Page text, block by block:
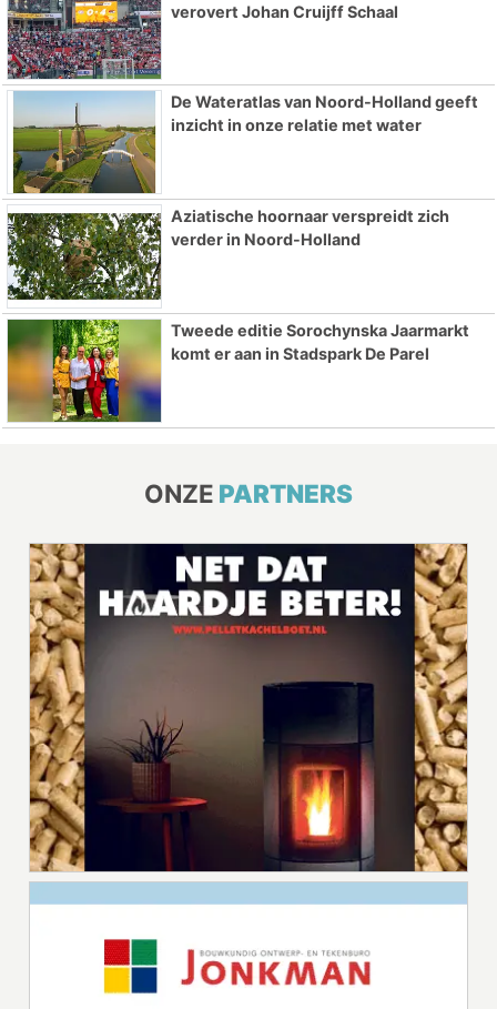
verovert Johan Cruijff Schaal
De Wateratlas van Noord-Holland geeft
inzicht in onze relatie met water
Aziatische hoornaar verspreidt zich
verder in Noord-Holland
Tweede editie Sorochynska Jaarmarkt
komt er aan in Stadspark De Parel
ONZE PARTNERS